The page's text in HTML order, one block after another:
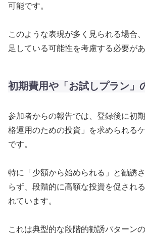
可能です。
このような表現が多く見られる場合
足している可能性を考慮する必要があ
初期費用や「お試しプラン」
参加者からの報告では、登録後に初
格運用のための投資」を求められる
です。
特に「少額から始められる」と勧誘
らず、段階的に高額な投資を促され
れています。
これは典型的な段階的勧誘パターンの